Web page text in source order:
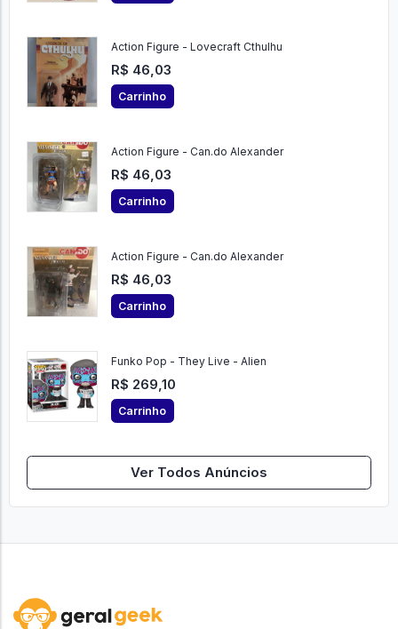
Action Figure - Lovecraft Cthulhu
R$ 46,03
Carrinho
Action Figure - Can.do Alexander
R$ 46,03
Carrinho
Action Figure - Can.do Alexander
R$ 46,03
Carrinho
Funko Pop - They Live - Alien
R$ 269,10
Carrinho
Ver Todos Anúncios